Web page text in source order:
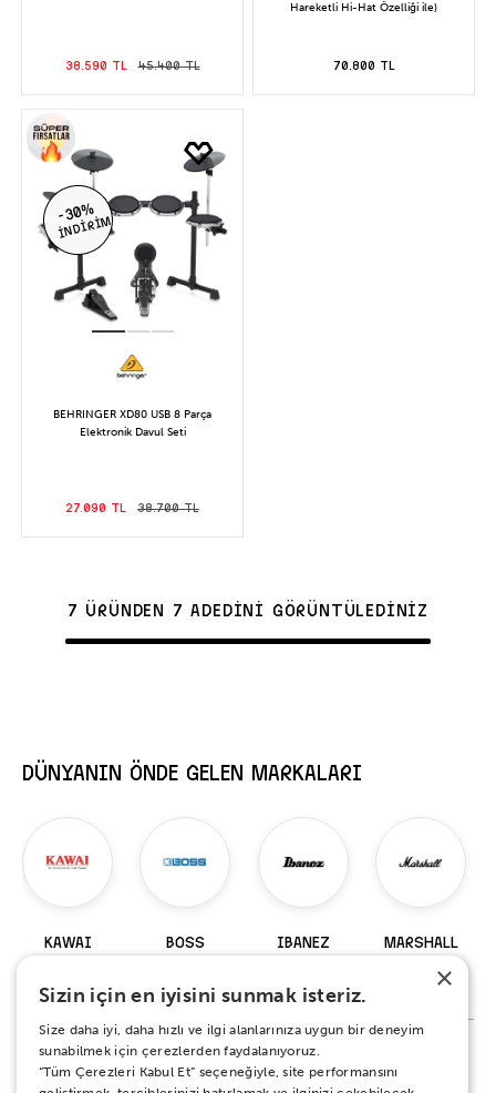
38.590 TL 45.400 TL
Hareketli Hi-Hat Özelliği ile)
70.800 TL
-30%
İNDİRİM
BEHRINGER XD80 USB 8 Parça
Elektronik Davul Seti
27.090 TL 38.700 TL
7 ÜRÜNDEN 7 ADEDİNİ GÖRÜNTÜLEDİNİZ
DÜNYANIN ÖNDE GELEN MARKALARI
KAWAI BOSS IBANEZ MARSHALL
147 Ürün
%100 MEMNUNİYET SÖZÜ
×
Sizin için en iyisini sunmak isteriz.
Size daha iyi, daha hızlı ve ilgi alanlarınıza uygun bir deneyim
sunabilmek için çerezlerden faydalanıyoruz.
“Tüm Çerezleri Kabul Et” seçeneğiyle, site performansını